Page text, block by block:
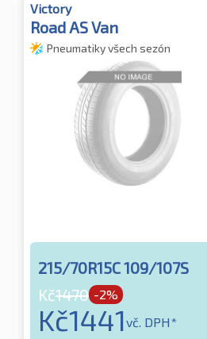
Victory
Road AS Van
Pneumatiky všech sezón
215/70R15C 109/107S
Kč1470 -2%
Kč1441vč. DPH*